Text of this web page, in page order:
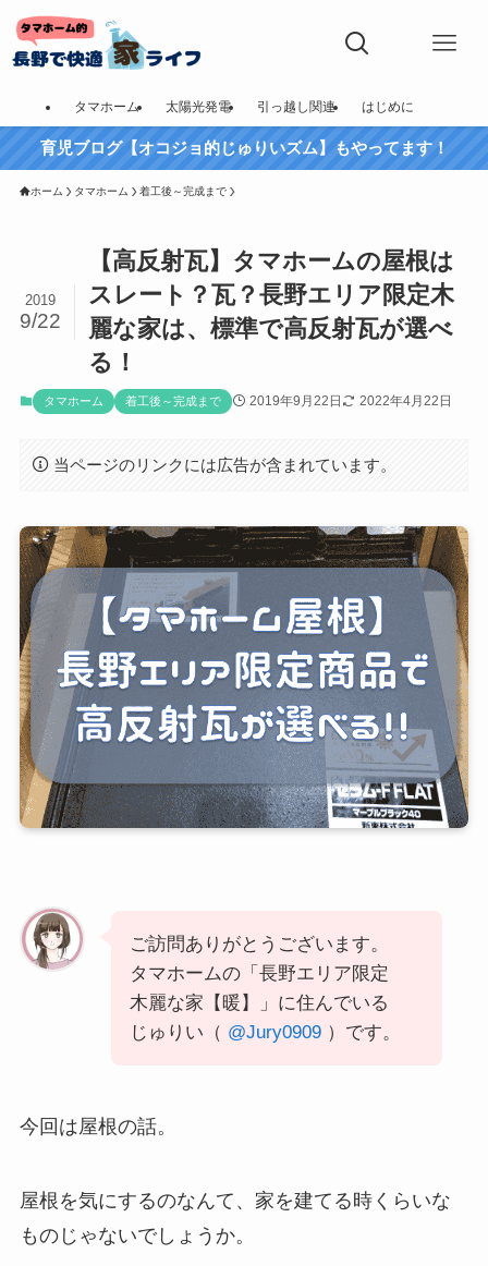
タマホーム 太陽光発電 引っ越し関連 はじめに
育児ブログ【オコジョ的じゅりいズム】もやってます！
ホーム タマホーム 着工後～完成まで
【高反射瓦】タマホームの屋根は
スレート？瓦？長野エリア限定木
麗な家は、標準で高反射瓦が選べ
る！
2019
9/22
タマホーム 着工後～完成まで 2019年9月22日 2022年4月22日
当ページのリンクには広告が含まれています。
ご訪問ありがとうございます。
タマホームの「長野エリア限定
木麗な家【暖】」に住んでいる
じゅりい（ @Jury0909）です。
今回は屋根の話。
屋根を気にするのなんて、家を建てる時くらいな
ものじゃないでしょうか。